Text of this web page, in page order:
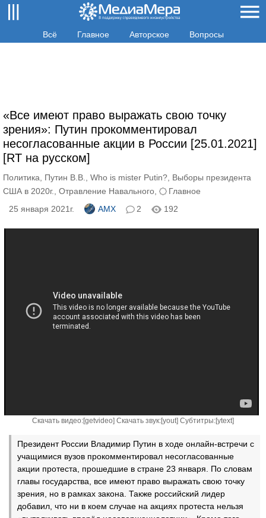
Всё Главное Авторское Вопросы
«Все имеют право выражать свою точку
зрения»: Путин прокомментировал
несогласованные акции в России [25.01.2021]
[RT на русском]
Политика Путин В.В. Who is mister Putin? Выборы президента
США в 2020г.
Отравление Навального
Главное
25 января 2021г.
AMX 2 192
Скачать видео:[getvideo] Скачать звук:[yout] Субтитры:[ytext]
Президент России Владимир Путин в ходе онлайн-встречи с
учащимися вузов прокомментировал несогласованные
акции протеста, прошедшие в стране 23 января. По словам
главы государства, все имеют право выражать свою точку
зрения, но в рамках закона. Также российский лидер
добавил, что ни в коем случае на акциях протеста нельзя